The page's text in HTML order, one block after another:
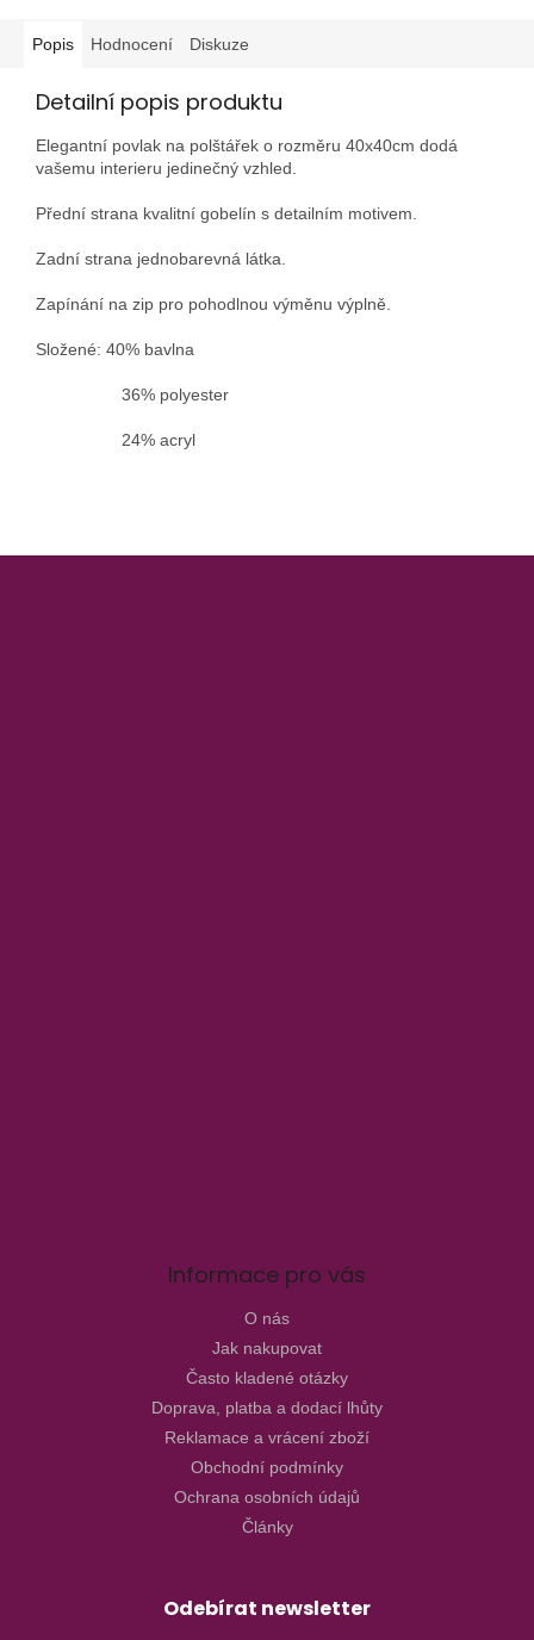
Popis Hodnocení Diskuze
Detailní popis produktu
Elegantní povlak na polštářek o rozměru 40x40cm dodá
vašemu interieru jedinečný vzhled.
Přední strana kvalitní gobelín s detailním motivem.
Zadní strana jednobarevná látka.
Zapínání na zip pro pohodlnou výměnu výplně.
Složené: 40% bavlna
36% polyester
24% acryl
Informace pro vás
O nás
Jak nakupovat
Často kladené otázky
Doprava, platba a dodací lhůty
Reklamace a vrácení zboží
Obchodní podmínky
Ochrana osobních údajů
Články
Odebírat newsletter